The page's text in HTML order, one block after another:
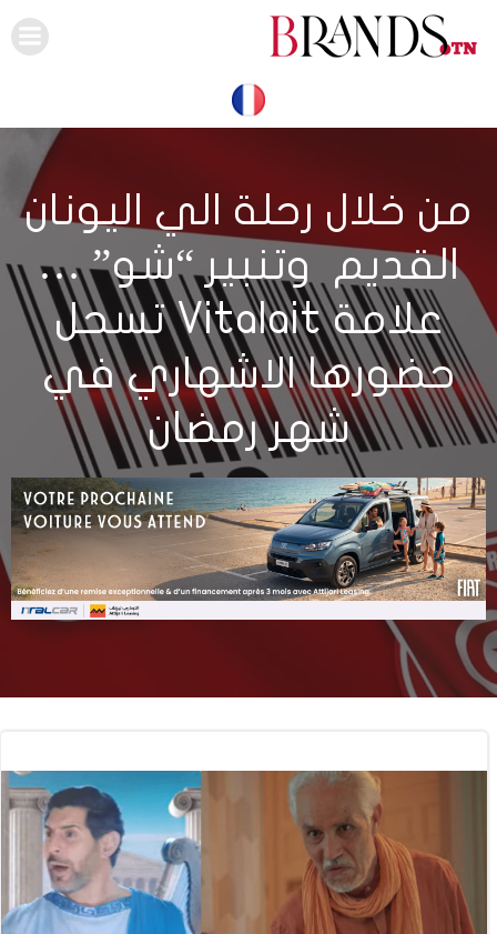
من خلال رحلة الي اليونان
القديم وتنبير “شو” …
علامة Vitalait تسحل
حضورها الاشهاري في
شهر رمضان